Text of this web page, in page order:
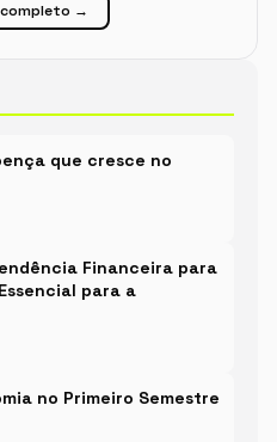
→
que cresce no
Financeira para
para a
no Primeiro Semestre